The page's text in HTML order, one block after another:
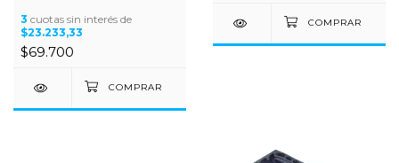
Mountain
3 cuotas sin interés de
$23.233,33
$69.700